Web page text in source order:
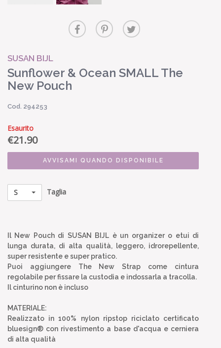
SUSAN BIJL
Sunflower & Ocean SMALL The
New Pouch
Cod. 294253
Esaurito
€21.90
AVVISAMI QUANDO DISPONIBILE
S Taglia
Il New Pouch di SUSAN BIJL è un organizer o etui di
lunga durata, di alta qualità, leggero, idrorepellente,
super resistente e super pratico.
Puoi aggiungere The New Strap come cintura
regolabile per fissare la custodia e indossarla a tracolla.
Il cinturino non è incluso
MATERIALE:
Realizzato in 100% nylon ripstop riciclato certificato
bluesign® con rivestimento a base d'acqua e cerniera
di alta qualità